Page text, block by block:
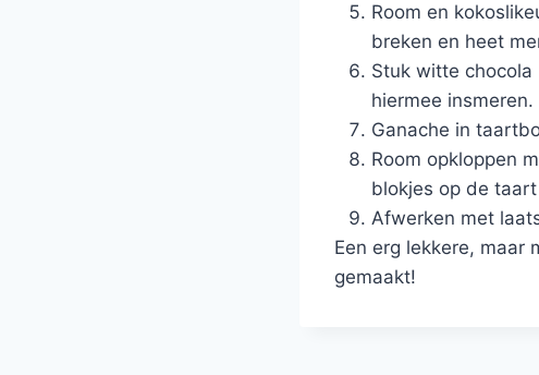
Room en
breken en heet
Stuk witte
hiermee
Ganache in
Room opkloppen
blokjes op de
Afwerken met
Een erg lekkere, maar
gemaakt!